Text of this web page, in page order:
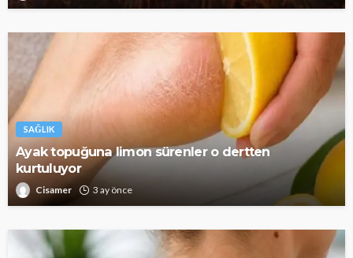
SAĞLIK
Ayak topuğuna limon sürenler o dertten
kurtuluyor
Cisamer 3 ay önce